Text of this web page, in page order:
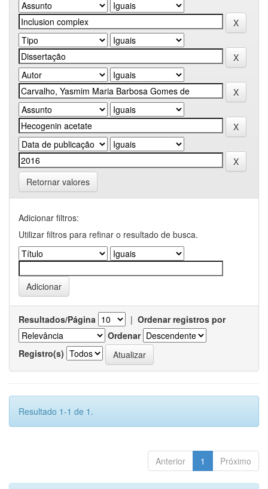
Retornar valores
Adicionar filtros:
Utilizar filtros para refinar o resultado de busca.
Resultados/Página | Ordenar registros por
Ordenar
Registro(s)
Resultado 1-1 de 1.
Anterior 1 Próximo